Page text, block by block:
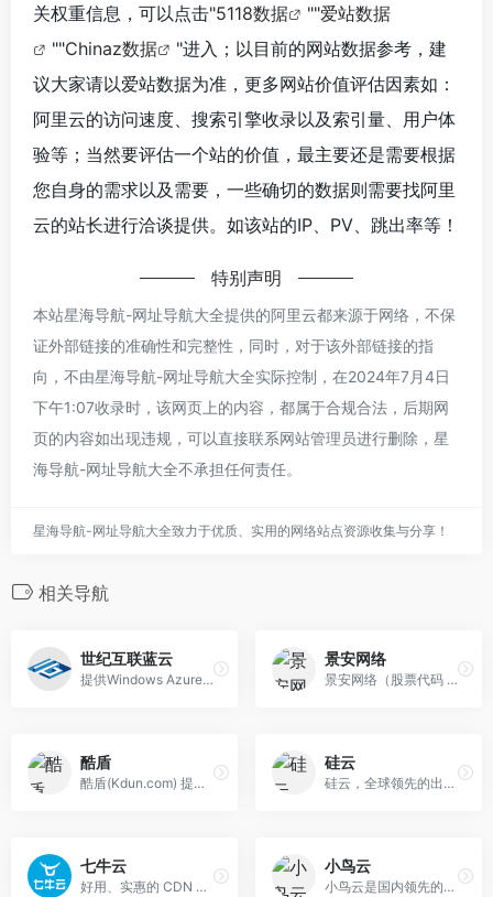
关权重信息，可以点击"5118数据 ""爱站数据
""Chinaz数据
"进入；以目前的网站数据参考，建
议大家请以爱站数据为准，更多网站价值评估因素如：
阿里云的访问速度、搜索引擎收录以及索引量、用户体
验等；当然要评估一个站的价值，最主要还是需要根据
您自身的需求以及需要，一些确切的数据则需要找阿里
云的站长进行洽谈提供。如该站的IP、PV、跳出率等！
特别声明
本站星海导航-网址导航大全提供的阿里云都来源于网络，不保
证外部链接的准确性和完整性，同时，对于该外部链接的指
向，不由星海导航-网址导航大全实际控制，在2024年7月4日
下午1:07收录时，该网页上的内容，都属于合规合法，后期网
页的内容如出现违规，可以直接联系网站管理员进行删除，星
海导航-网址导航大全不承担任何责任。
星海导航-网址导航大全致力于优质、实用的网络站点资源收集与分享！
相关导航
世纪互联蓝云
提供Windows Azure和Office 365公有云服务
景安网络
景安网络（股票代码 832757）是专业的数据中心服务商，主营互联网数据中心、云计算、CDN、互联网安全等业务。目前运营2万余台服务器，服务网站数量达30万个。景安网络为企业和开发者提供安全、稳定的服务器托管、云服务器、VPS、CDN、域名注册、云存储、云数据库、SSL证书等服务。
酷盾
酷盾(Kdun.com) 提供快速、稳定、安全的高防服务器,有效防御CC、DDOS攻击,高防服务器单个数据中心具备1000G DDOS防御能力,总体防御超5000G。护航您的不同地区业务。
硅云
硅云，全球领先的出海IaaS云计算基础设施服务提供商，为数百万中小微企业和开发者降低全球化上云成本，提供香港云服务器、云虚拟主机、域名注册、免备案海外空间 、外贸网站服务器租用等产品和服务。
七牛云
好用、实惠的 CDN 服务商
小鸟云
小鸟云是国内领先的企业级云计算服务提供商。专注公有云技术研发，主要面向广大开发者、政企用户、金融机构等，提供基于智能云服务器的全方位云计算解决方案，为 用户提供可信赖的企业级公有云服务。